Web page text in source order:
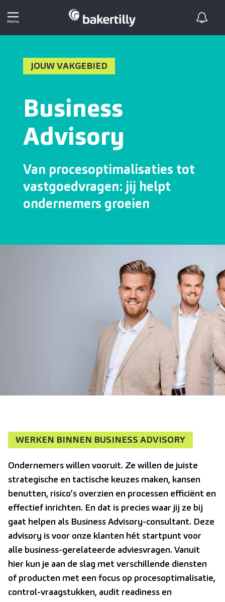
JOUW VAKGEBIED
Business
Advisory
Van procesoptimalisaties tot
vastgoedvragen: jij helpt
ondernemers groeien
WERKEN BINNEN BUSINESS ADVISORY
Ondernemers willen vooruit. Ze willen de juiste
strategische en tactische keuzes maken, kansen
benutten, risico’s overzien en processen efficiënt en
effectief inrichten. En dat is precies waar jij ze bij
gaat helpen als Business Advisory-consultant. Deze
advisory is voor onze klanten hét startpunt voor
alle business-gerelateerde adviesvragen. Vanuit
hier kun je aan de slag met verschillende diensten
of producten met een focus op procesoptimalisatie,
control-vraagstukken, audit readiness en